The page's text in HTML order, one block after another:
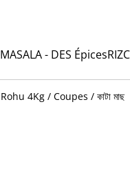
MASALA - DES ÉpicesRIZ
Rohu 4Kg / Coupes / কাটা মাছ